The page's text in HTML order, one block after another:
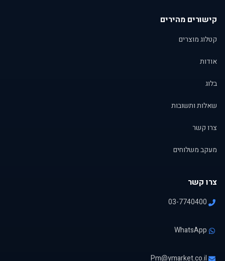
קישורים מהירים
קטלוג מוצרים
אודות
בלוג
שאלות ותשובות
צרו קשר
מעקב משלוחים
צרו קשר
03-7740400
WhatsApp
Pm@ymarket.co.il